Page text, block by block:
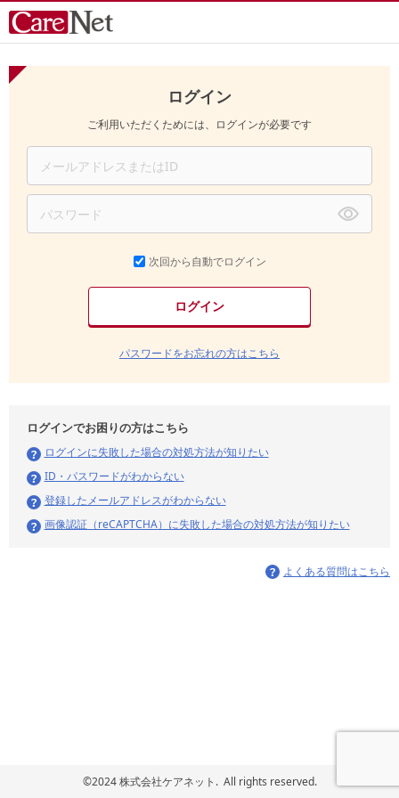
ログイン
ご利用いただくためには、ログインが必要です
次回から自動でログイン
パスワードをお忘れの方はこちら
ログインでお困りの方はこちら
ログインに失敗した場合の対処方法が知りたい
ID・パスワードがわからない
登録したメールアドレスがわからない
画像認証（reCAPTCHA）に失敗した場合の対処方法が知りたい
よくある質問はこちら
©2024 株式会社ケアネット. All rights reserved.